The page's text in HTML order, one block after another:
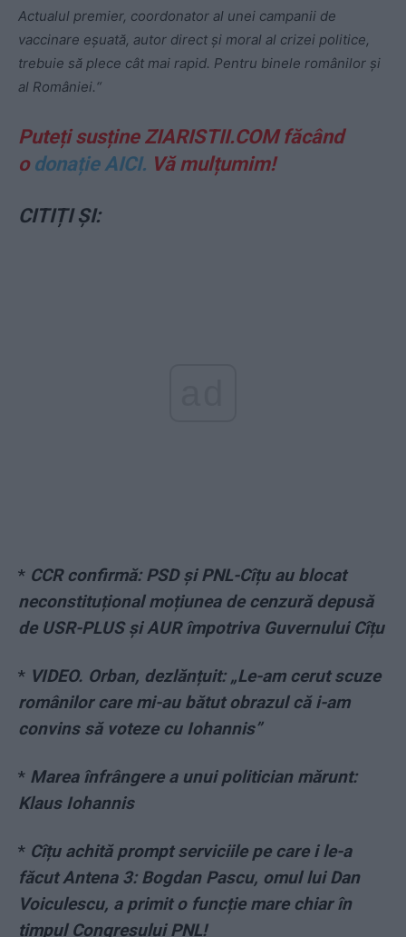
Actualul premier, coordonator al unei campanii de
vaccinare eșuată, autor direct și moral al crizei politice,
trebuie să plece cât mai rapid. Pentru binele românilor și
al României.“
Puteți susține ZIARISTII.COM făcând
o donație AICI. Vă mulțumim!
CITIȚI ȘI:
* CCR confirmă: PSD și PNL-Cîțu au blocat
neconstituțional moțiunea de cenzură depusă
de USR-PLUS și AUR împotriva Guvernului Cîțu
* VIDEO. Orban, dezlănțuit: „Le-am cerut scuze
românilor care mi-au bătut obrazul că i-am
convins să voteze cu Iohannis”
* Marea înfrângere a unui politician mărunt:
Klaus Iohannis
* Cîțu achită prompt serviciile pe care i le-a
făcut Antena 3: Bogdan Pascu, omul lui Dan
Voiculescu, a primit o funcție mare chiar în
timpul Congresului PNL!